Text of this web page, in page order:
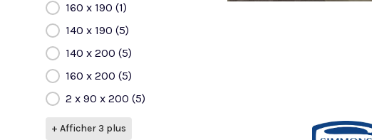
160 x 190 (1)
140 x 190 (5)
140 x 200 (5)
160 x 200 (5)
2 x 90 x 200 (5)
+ Afficher 3 plus